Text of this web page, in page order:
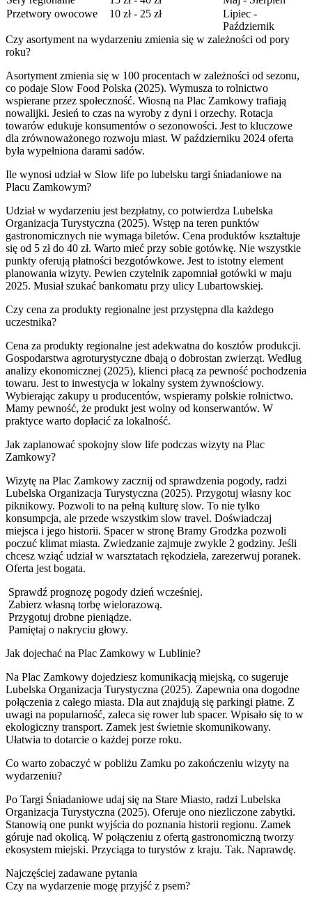
Przetwory owocowe
10 zł - 25 zł
Lipiec -
Październik
Czy asortyment na wydarzeniu zmienia się w zależności od pory
roku?
Asortyment zmienia się w 100 procentach w zależności od sezonu,
co podaje Slow Food Polska (2025). Wymusza to rolnictwo
wspierane przez społeczność. Wiosną na Plac Zamkowy trafiają
nowalijki. Jesień to czas na wyroby z dyni i orzechy. Rotacja
towarów edukuje konsumentów o sezonowości. Jest to kluczowe
dla zrównoważonego rozwoju miast. W październiku 2024 oferta
była wypełniona darami sadów.
Ile wynosi udział w Slow life po lubelsku targi śniadaniowe na
Placu Zamkowym?
Udział w wydarzeniu jest bezpłatny, co potwierdza Lubelska
Organizacja Turystyczna (2025). Wstęp na teren punktów
gastronomicznych nie wymaga biletów. Cena produktów kształtuje
się od 5 zł do 40 zł. Warto mieć przy sobie gotówkę. Nie wszystkie
punkty oferują płatności bezgotówkowe. Jest to istotny element
planowania wizyty. Pewien czytelnik zapomniał gotówki w maju
2025. Musiał szukać bankomatu przy ulicy Lubartowskiej.
Czy cena za produkty regionalne jest przystępna dla każdego
uczestnika?
Cena za produkty regionalne jest adekwatna do kosztów produkcji.
Gospodarstwa agroturystyczne dbają o dobrostan zwierząt. Według
analizy ekonomicznej (2025), klienci płacą za pewność pochodzenia
towaru. Jest to inwestycja w lokalny system żywnościowy.
Wybierając zakupy u producentów, wspieramy polskie rolnictwo.
Mamy pewność, że produkt jest wolny od konserwantów. W
praktyce warto dopłacić za lokalność.
Jak zaplanować spokojny slow life podczas wizyty na Plac
Zamkowy?
Wizytę na Plac Zamkowy zacznij od sprawdzenia pogody, radzi
Lubelska Organizacja Turystyczna (2025). Przygotuj własny koc
piknikowy. Pozwoli to na pełną kulturę slow. To nie tylko
konsumpcja, ale przede wszystkim slow travel. Doświadczaj
miejsca i jego historii. Spacer w stronę Bramy Grodzka pozwoli
poczuć klimat miasta. Zwiedzanie zajmuje zwykle 2 godziny. Jeśli
chcesz wziąć udział w warsztatach rękodzieła, zarezerwuj poranek.
Oferta jest bogata.
Sprawdź prognozę pogody dzień wcześniej.
Zabierz własną torbę wielorazową.
Przygotuj drobne pieniądze.
Pamiętaj o nakryciu głowy.
Jak dojechać na Plac Zamkowy w Lublinie?
Na Plac Zamkowy dojedziesz komunikacją miejską, co sugeruje
Lubelska Organizacja Turystyczna (2025). Zapewnia ona dogodne
połączenia z całego miasta. Dla aut znajdują się parkingi płatne. Z
uwagi na popularność, zaleca się rower lub spacer. Wpisało się to w
ekologiczny transport. Zamek jest świetnie skomunikowany.
Ułatwia to dotarcie o każdej porze roku.
Co warto zobaczyć w pobliżu Zamku po zakończeniu wizyty na
wydarzeniu?
Po Targi Śniadaniowe udaj się na Stare Miasto, radzi Lubelska
Organizacja Turystyczna (2025). Oferuje ono niezliczone zabytki.
Stanowią one punkt wyjścia do poznania historii regionu. Zamek
góruje nad okolicą. W połączeniu z ofertą gastronomiczną tworzy
ekosystem miejski. Przyciąga to turystów z kraju. Tak. Naprawdę.
Najczęściej zadawane pytania
Czy na wydarzenie mogę przyjść z psem?